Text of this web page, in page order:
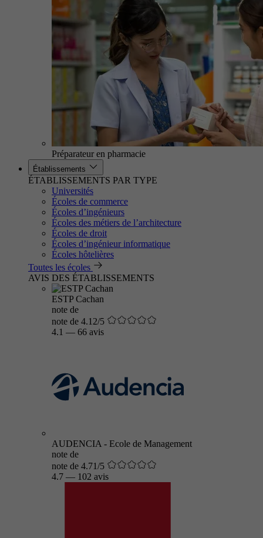
Préparateur en pharmacie
Établissements
ÉTABLISSEMENTS PAR TYPE
Universités
Écoles de commerce
Écoles d’ingénieurs
Écoles des métiers de l’architecture
Écoles de droit
Écoles d’ingénieur informatique
Écoles hôtelières
Toutes les écoles
AVIS DES ÉTABLISSEMENTS
ESTP Cachan
note de
note de 4.12/5
4.1 — 66 avis
AUDENCIA - Ecole de Management
note de
note de 4.71/5
4.7 — 102 avis